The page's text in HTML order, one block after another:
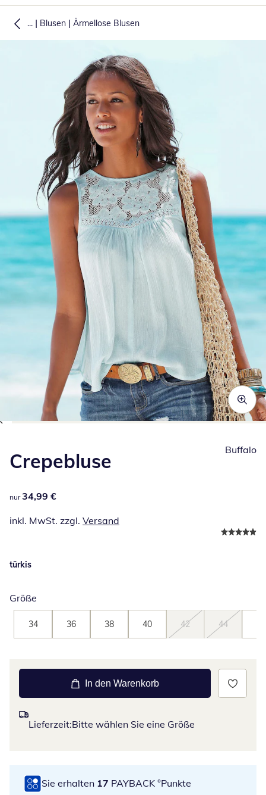
... | Blusen | Ärmellose Blusen
Crepebluse
34,99 €
nur 34,99 €
inkl. MwSt. zzgl. Versand
Buffalo
türkis
Größe
34 36 38 40 42 44
In den Warenkorb
Lieferzeit:Bitte wählen Sie eine Größe
Sie erhalten 17 PAYBACK °Punkte